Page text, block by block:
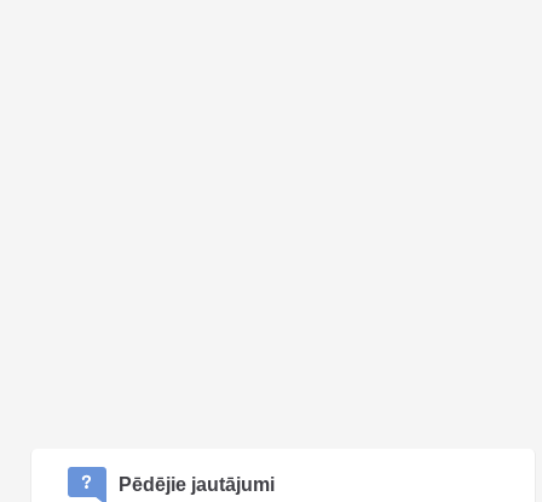
Pēdējie jautājumi